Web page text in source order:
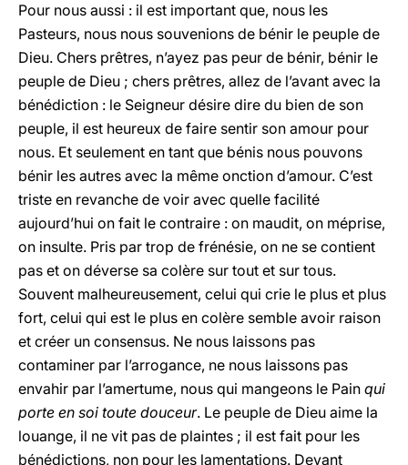
Pour nous aussi : il est important que, nous les
Pasteurs, nous nous souvenions de bénir le peuple de
Dieu. Chers prêtres, n’ayez pas peur de bénir, bénir le
peuple de Dieu ; chers prêtres, allez de l’avant avec la
bénédiction : le Seigneur désire dire du bien de son
peuple, il est heureux de faire sentir son amour pour
nous. Et seulement en tant que bénis nous pouvons
bénir les autres avec la même onction d’amour. C’est
triste en revanche de voir avec quelle facilité
aujourd’hui on fait le contraire : on maudit, on méprise,
on insulte. Pris par trop de frénésie, on ne se contient
pas et on déverse sa colère sur tout et sur tous.
Souvent malheureusement, celui qui crie le plus et plus
fort, celui qui est le plus en colère semble avoir raison
et créer un consensus. Ne nous laissons pas
contaminer par l’arrogance, ne nous laissons pas
envahir par l’amertume, nous qui mangeons le Pain qui
porte en soi toute douceur. Le peuple de Dieu aime la
louange, il ne vit pas de plaintes ; il est fait pour les
bénédictions, non pour les lamentations. Devant